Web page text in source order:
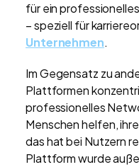
für ein professionelles
– speziell für
Unternehmen.
Im Gegensatz zu
Plattformen
professionelles
Menschen helfen,
das hat bei Nutzern
Plattform wurde